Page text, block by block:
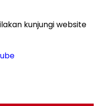
kunjungi website